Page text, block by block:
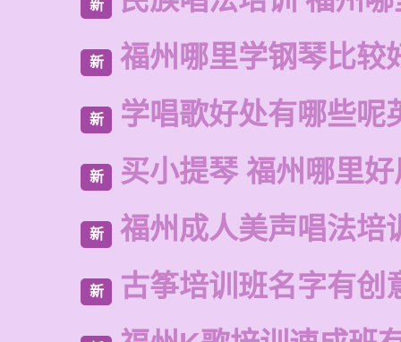
新
新 福州哪里学钢琴比较
新 学唱歌好处有哪些呢
新 买小提琴 福州哪里
新 福州成人美声唱法培
新 古筝培训班名字有创